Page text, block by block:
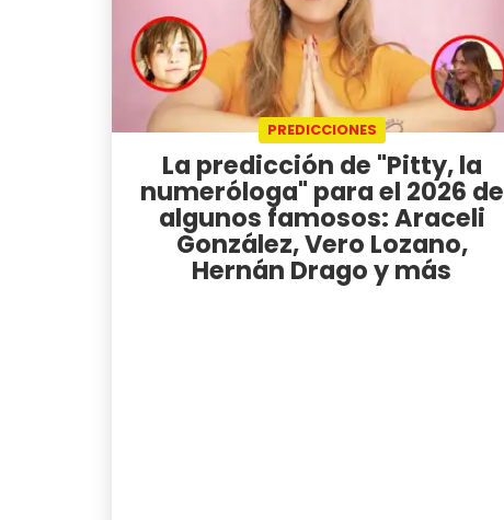
PREDICCIONES
La predicción de "Pitty, la
numeróloga" para el 2026 de
algunos famosos: Araceli
González, Vero Lozano,
Hernán Drago y más